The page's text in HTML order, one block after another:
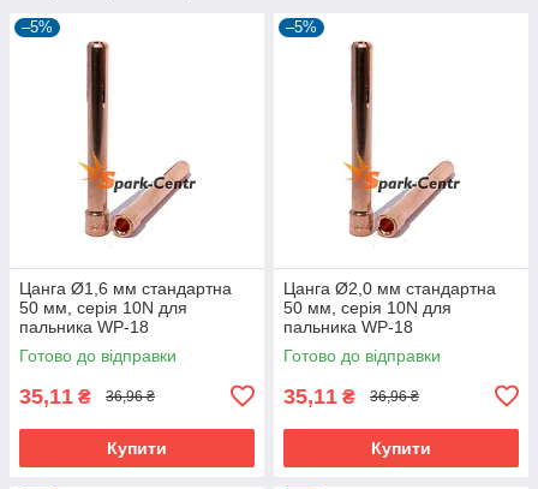
–5%
Цанга Ø1,6 мм стандартна
50 мм, серія 10N для
пальника WP-18
Готово до відправки
35,11 ₴ 36,96 ₴
Купити
–5%
Цанга Ø2,0 мм стандартна
50 мм, серія 10N для
пальника WP-18
Готово до відправки
35,11 ₴ 36,96 ₴
Купити